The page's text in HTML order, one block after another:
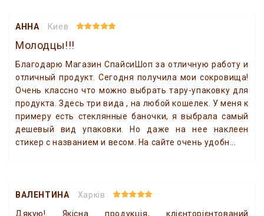
АННА Киев
Молодцы!!!
Благодарю Магазин СпайсиШоп за отличную работу и
отличный продукт. Сегодня получила мои сокровища!
Очень классно что можно выбрать тару-упаковку для
продукта. Здесь три вида , на любой кошелек. У меня к
примеру есть стеклянные баночки, я выбрала самый
дешевый вид упаковки. Но даже на нее наклеен
стикер с названием и весом. На сайте очень удобн...
ВАЛЕНТИНА
Харків
Дякую! Якісна продукція, клієнторієнтований